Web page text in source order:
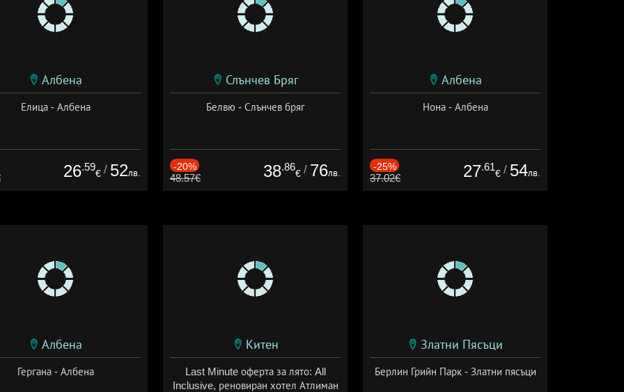
Албена
Елица - Албена
26.59
€ / 52лв.
Слънчев Бряг
Белвю - Слънчев бряг
-20%
48.57€ 38.86
€ / 76лв.
Албена
Нона - Албена
-25%
37.02€ 27.61
€ / 54лв.
Албена
Гергана - Албена
Китен
Last Minute оферта за лято: All
Inclusive, реновиран хотел Атлиман
Златни Пясъци
Берлин Грийн Парк - Златни пясъци